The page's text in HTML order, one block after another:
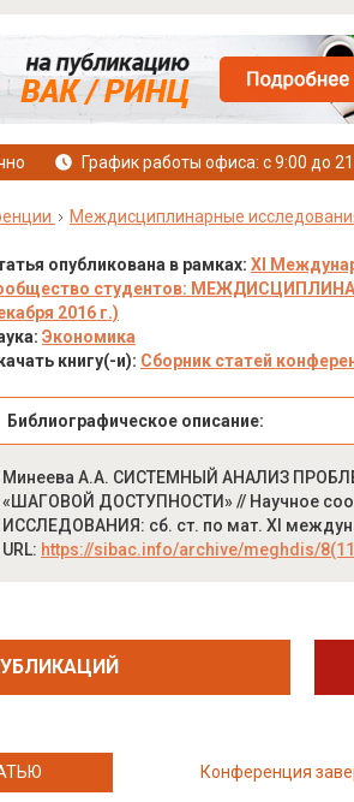
График работы офиса: с 9:00 до
Междисциплинарные
опубликована в рамках: XI
студентов:
2016 г.)
Экономика
книгу(-и): Сборник статей
Библиографическое описание:
Минеева А.А. СИСТЕМНЫЙ АНАЛИЗ
«ШАГОВОЙ ДОСТУПНОСТИ» // Научное
ИССЛЕДОВАНИЯ: сб. ст. по мат. XI
URL: https://sibac.info/archive/meghdis/
Конференция